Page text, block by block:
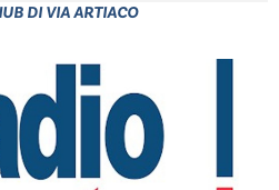
DI VIA ARTIACO